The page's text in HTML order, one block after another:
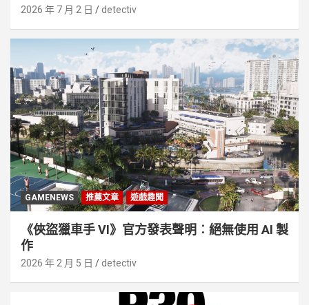
2026 年 7 月 2 日 detectiv
GAMENEWS 推薦文章 遊戲趣聞
《俠盜獵車手 VI》官方發表聲明︰絕無使用 AI 製
作
2026 年 2 月 5 日 detectiv